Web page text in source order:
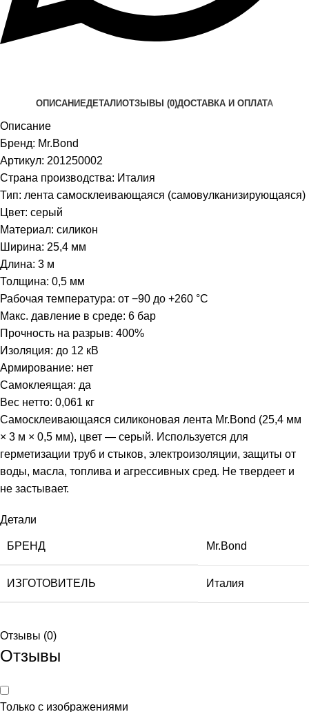
ОПИСАНИЕДЕТАЛИОТЗЫВЫ (0)ДОСТАВКА И ОПЛАТА
Описание
Бренд: Mr.Bond
Артикул: 201250002
Страна производства: Италия
Тип: лента самосклеивающаяся (самовулканизирующаяся)
Цвет: серый
Материал: силикон
Ширина: 25,4 мм
Длина: 3 м
Толщина: 0,5 мм
Рабочая температура: от −90 до +260 °С
Макс. давление в среде: 6 бар
Прочность на разрыв: 400%
Изоляция: до 12 кВ
Армирование: нет
Самоклеящая: да
Вес нетто: 0,061 кг
Самосклеивающаяся силиконовая лента Mr.Bond (25,4 мм
× 3 м × 0,5 мм), цвет — серый. Используется для
герметизации труб и стыков, электроизоляции, защиты от
воды, масла, топлива и агрессивных сред. Не твердеет и
не застывает.
Детали
БРЕНД Mr.Bond
ИЗГОТОВИТЕЛЬ Италия
Отзывы (0)
Отзывы
Только с изображениями